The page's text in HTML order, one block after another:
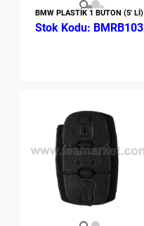
BMW PLASTİK 1 BUTON (5' Lİ)
BMRB103